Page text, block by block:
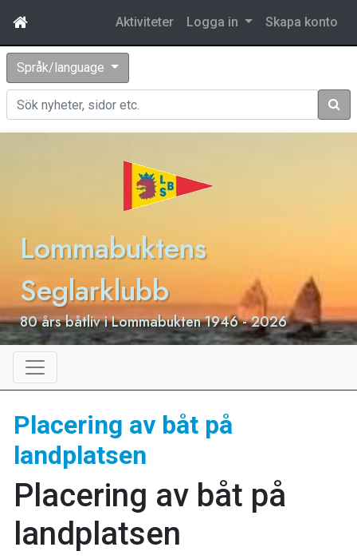
Aktiviteter Logga in Skapa konto
Språk/language
Sök
Lommabuktens
Seglarklubb
80 års båtliv i Lommabukten 1946 - 2026
Placering av båt på
landplatsen
Placering av båt på
landplatsen